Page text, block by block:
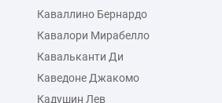
Каваллино Бернардо
Кавалори Мирабелло
Кавальканти Ди
Каведоне Джакомо
Кадушин Лев